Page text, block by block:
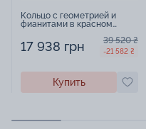
Кольцо с геометрией и
фианитами в красном
17 938 грн 39 520 ₴
-21 582 ₴
Купить